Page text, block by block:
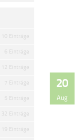
20
Aug
10 Einträge
6 Einträge
12 Einträge
7 Einträge
5 Einträge
32 Einträge
19 Einträge